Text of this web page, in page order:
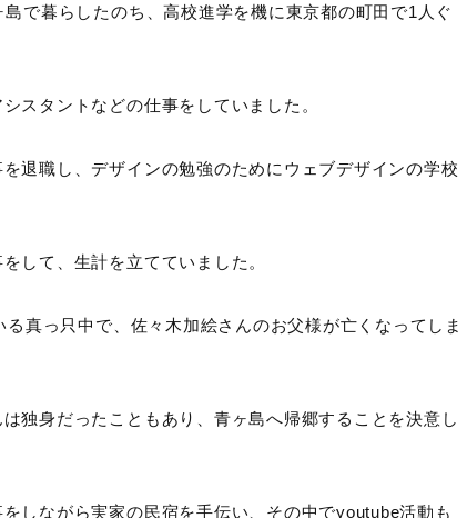
で暮らしたのち、高校進学を機に東京都の町田で1人ぐ
スタントなどの仕事をしていました。
退職し、デザインの勉強のためにウェブデザインの学校
して、生計を立てていました。
真っ只中で、佐々木加絵さんのお父様が亡くなってしま
独身だったこともあり、青ヶ島へ帰郷することを決意し
しながら実家の民宿を手伝い、その中でyoutube活動も